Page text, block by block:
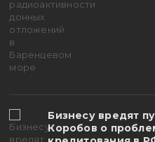
Бизнесу вредят
Коробов о